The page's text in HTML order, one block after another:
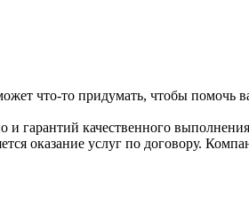
что-то придумать, чтобы помочь
и гарантий качественного
оказание услуг по договору.